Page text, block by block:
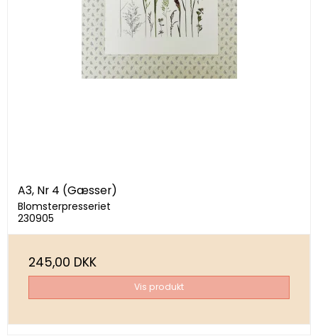
A3, Nr 4 (Gæsser)
Blomsterpresseriet
230905
245,00 DKK
Vis produkt